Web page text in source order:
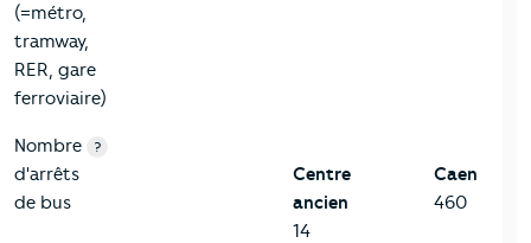
(=métro,
tramway,
RER, gare
ferroviaire)
Nombre
d'arrêts
de bus
?
Centre
ancien
14
Caen
460